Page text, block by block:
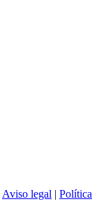
Aviso legal | Política